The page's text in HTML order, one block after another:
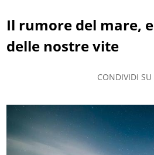
Il rumore del mare,
delle nostre vite
CONDIVIDI SU